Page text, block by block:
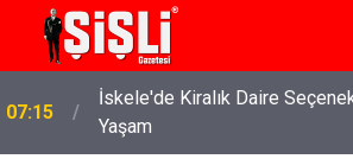
07:15
İskele'de Kiralık Daire
Yaşam